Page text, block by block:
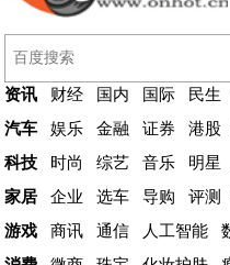
资讯 财经 国内 国际 民生
汽车
娱乐 金融 证券 港股
科技
时尚 综艺 音乐 明星
家居
企业 选车 导购 评测
游戏
商讯 通信 人工智能